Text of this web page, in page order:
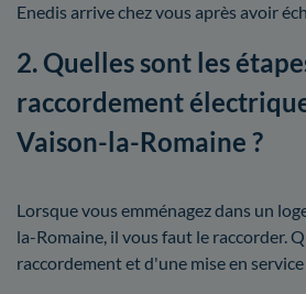
Enedis arrive chez vous après avoir
2. Quelles sont les
raccordement
Vaison-la-Romaine ?
Lorsque vous emménagez dans un
la-Romaine, il vous faut le raccorder.
raccordement et d'une mise en service